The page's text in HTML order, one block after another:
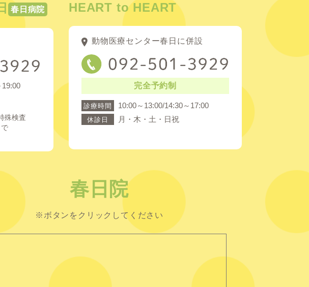
春日病院
19:00
殊検査
HEART to HEART
動物医療センター春日に併設
完全予約制
診療時間 10:00～13:00/14:30～17:00
休診日 月・木・土・日祝
春日院
※ボタンをクリックしてください